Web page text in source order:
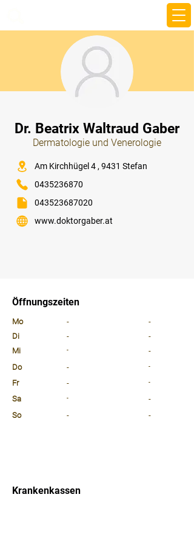
Dr. Beatrix Waltraud Gaber
Dermatologie und Venerologie
Am Kirchhügel 4 , 9431 Stefan
0435236870
043523687020
www.doktorgaber.at
Öffnungszeiten
Mo
-
-
Di
-
-
Mi
-
-
Do
- -
Fr - -
Sa -
-
So
-
-
Krankenkassen